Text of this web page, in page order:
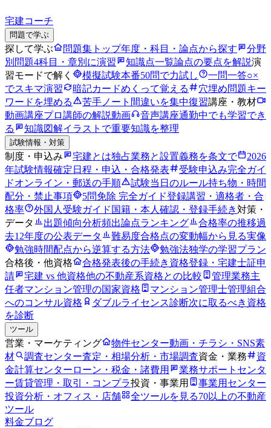
宅建コーチ
問題で学ぶ
探して学ぶ 問題集トップ年度・科目・論点から探す
分野
別問題4科目・章別に演習 知識点一覧論点の要点を解説演
習モードで解く
模擬試験本番50問で力試し 一問一答○×
でスキマ演習
暗記カードめくって覚える 穴埋め問題キー
ワードを埋める
苦手ノート 間違いを集中復習講座・教材
動画講座プロ講師の解説動画 音声講座通勤中でも学習でき
る
知識図解イラストで重要知識を整理
試験情報・対策
制度・申込み 宅建とは独占業務と設置義務を条文で
2026
年試験情報確定日程・申込・合格発表
受験申込み完全ガイ
ドオンライン・郵送の手順 試験当日のルール持ち物・時間
配分・禁止事項
5問免除 完全ガイド登録講習・適格者・合
格率
外国人受験ガイド 国籍・本人確認・登録手続き対策・
データ
出題傾向分析頻出論点ランキング 合格率の推移過
去12年度の公表データ
難易度合格点の変動幅から見る実像
勉強時間配点から逆算する方法 勉強法独学の学習プラン
合格後・他資格
合格発表後の手続き 資格登録・宅建士証申
請
宅建 vs 他資格他の不動産系資格との比較
管理業務主
任者マンション管理の国家資格 マンション管理士管理組合
へのコンサル資格
ダブルライセンス診断次に取るべき資格
を診断
ツール
営業・マーケティング 物件センター動画・チラシ・SNS素
材
調査センター査定・相場分析・市場調査資金・業務
資
金計算センター ローン・税金・諸費用
業務サポートセンタ
ー賃貸管理・取引・コンプラ投資・事業用
事業用センター
投資分析・オフィス・店舗
全ツールを見る70以上の不動産
ツール
料金ブログ